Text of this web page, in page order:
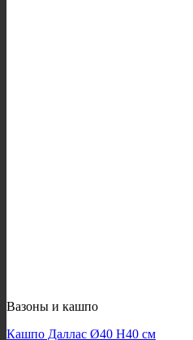
Вазоны и кашпо
Кашпо Даллас Ø40 H40 см